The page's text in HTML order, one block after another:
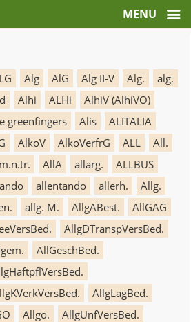
Alg AlG Alg II-V Alg.
alg.
Alhi ALHi
AlhiV (AlhiVO)
greenfingers Alis
ALITALIA
AlkoV AlkoVerfrG ALL
All.
AllA allarg.
ALLBUS
allentando allerh.
Allg.
allg. M. AllgABest.
AllGAG
AllgDTranspVersBed.
AllGeschBed.
AllgLagBed.
Allgo.
AllgUnfVersBed.